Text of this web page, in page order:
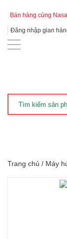
Bán hàng cùng Nasa
Đăng nhập gian
Trang chủ / Máy